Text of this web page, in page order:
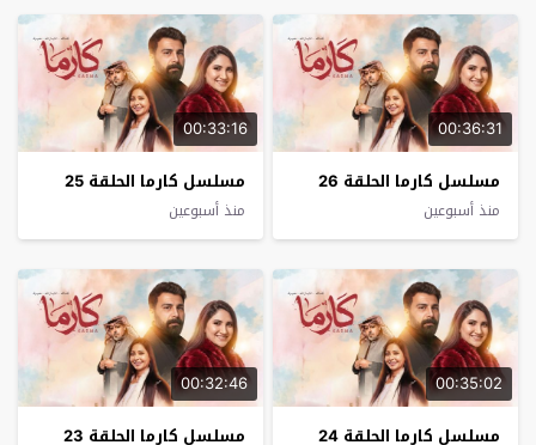
00:36:31
مسلسل كارما الحلقة 26
منذ أسبوعين
00:33:16
مسلسل كارما الحلقة 25
منذ أسبوعين
00:35:02
مسلسل كارما الحلقة 24
00:32:46
مسلسل كارما الحلقة 23